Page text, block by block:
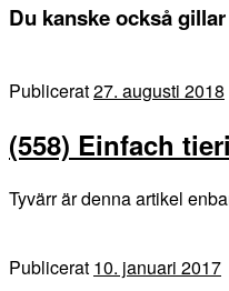
Du kanske också gillar
Publicerat27. augusti 2018
(558) Einfach
Tyvärr är denna artikel
Publicerat 10. januari 2017